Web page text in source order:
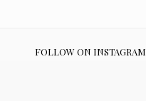
FOLLOW ON INSTAGRAM